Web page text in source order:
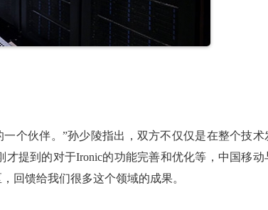
个伙伴。”孙少陵指出，双方不仅仅是在整个技术
提到的对于Ironic的功能完善和优化等，中国移动
回馈给我们很多这个领域的成果。